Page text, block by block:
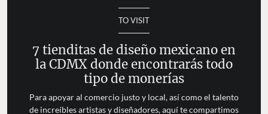
TO VISIT
7 tienditas de diseño mexicano en
la CDMX donde encontrarás todo
tipo de monerías
Para apoyar al comercio justo y local, así como el talento
de increíbles artistas y diseñadores, aquí te compartimos